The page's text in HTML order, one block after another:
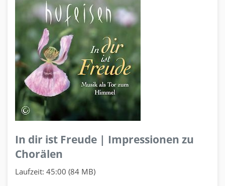
In dir ist Freude | Impressionen zu
Chorälen
Laufzeit: 45:00 (84 MB)